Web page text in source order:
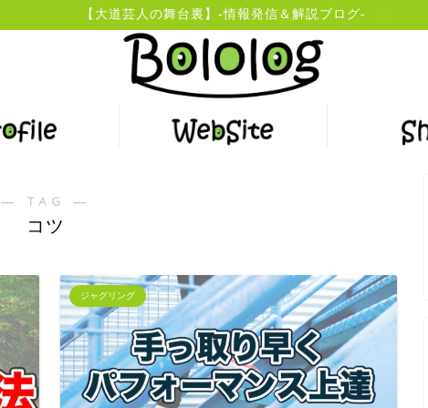
【大道芸人の舞台裏】-情報発信＆解説ブログ-
― TAG ―
コツ
ジャグリング